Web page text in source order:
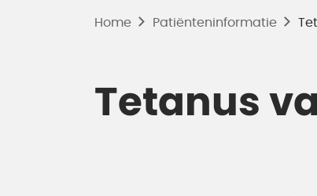
Home Patiënten­informatie
Tetanus